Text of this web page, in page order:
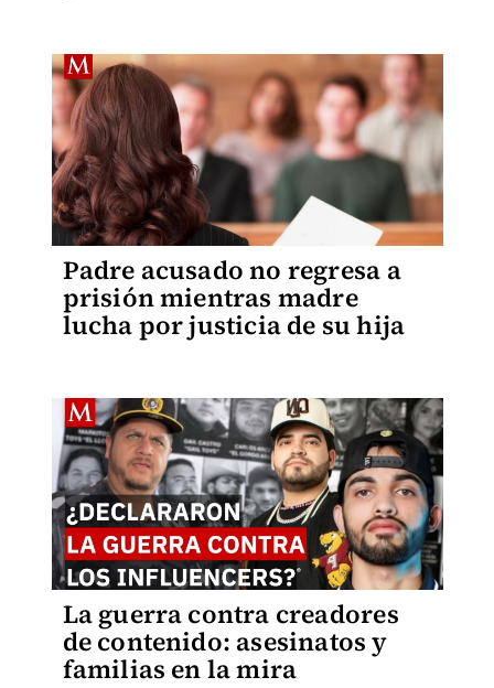
Padre acusado no regresa a
prisión mientras madre
lucha por justicia de su hija
La guerra contra creadores
de contenido: asesinatos y
familias en la mira